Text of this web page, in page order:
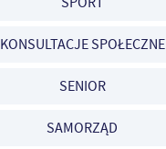
KONSULTACJE SPOŁECZNE
SENIOR
SAMORZĄD